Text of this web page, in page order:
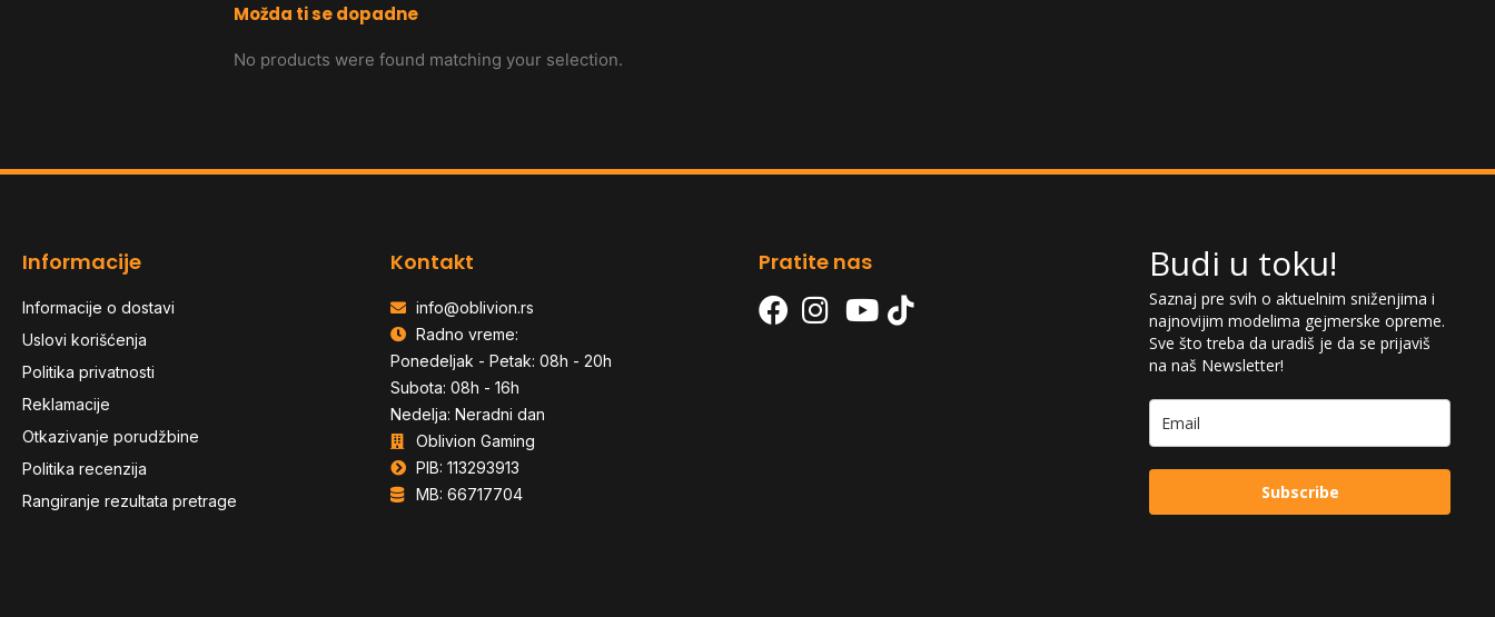
Možda ti se dopadne
No products were found matching your selection.
Informacije
Informacije o dostavi
Uslovi korišćenja
Politika privatnosti
Reklamacije
Otkazivanje porudžbine
Politika recenzija
Rangiranje rezultata pretrage
Kontakt
info@oblivion.rs
Radno vreme:
Ponedeljak - Petak: 08h - 20h
Subota: 08h - 16h
Nedelja: Neradni dan
Oblivion Gaming
PIB: 113293913
MB: 66717704
Pratite nas Budi u toku!
Saznaj pre svih o aktuelnim sniženjima i
najnovijim modelima gejmerske opreme.
Sve što treba da uradiš je da se prijaviš
na naš Newsletter!
Subscribe